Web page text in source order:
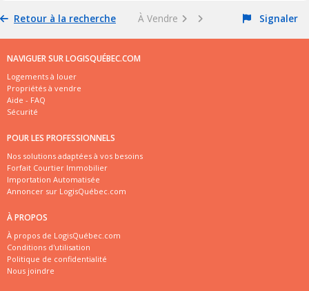
Retour à la recherche À Vendre Signaler
NAVIGUER SUR LOGISQUÉBEC.COM
Logements à louer
Propriétés à vendre
Aide - FAQ
Sécurité
POUR LES PROFESSIONNELS
Nos solutions adaptées à vos besoins
Forfait Courtier Immobilier
Importation Automatisée
Annoncer sur LogisQuébec.com
À PROPOS
À propos de LogisQuébec.com
Conditions d'utilisation
Politique de confidentialité
Nous joindre